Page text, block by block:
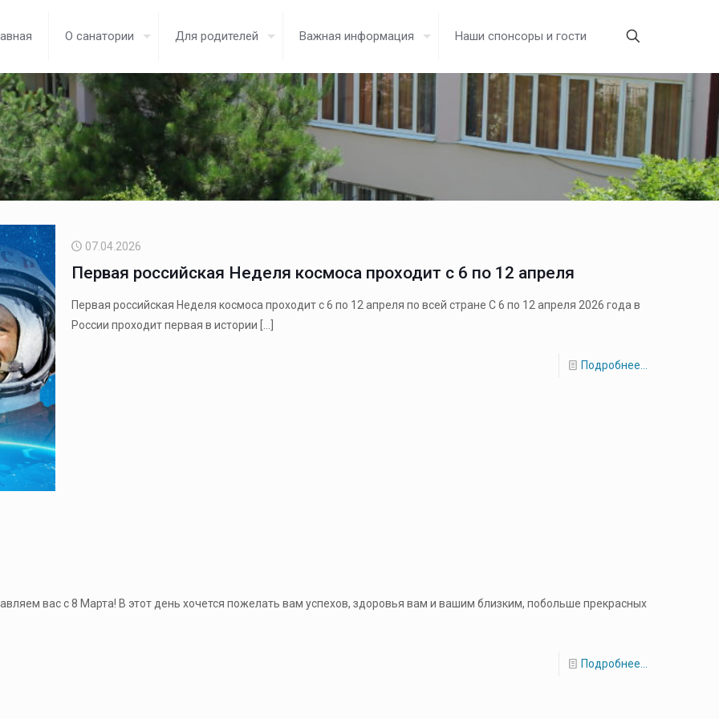
О санатории Для родителей Важная информация Наши спонсоры и гости
07.04.2026
Первая российская Неделя космоса проходит с 6 по 12 апреля
Первая российская Неделя космоса проходит с 6 по 12 апреля по всей стране С 6 по 12 апреля 2026 года в
России проходит первая в истории
Подробнее...
вас с 8 Марта! В этот день хочется пожелать вам успехов, здоровья вам и вашим близким, побольше прекрасных
Подробнее...